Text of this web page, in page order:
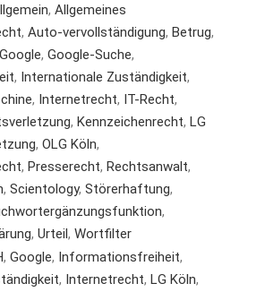
, Allgemeines
, Auto-vervollständigung, Betrug,
Google, Google-Suche,
, Internationale Zuständigkeit,
, Internetrecht, IT-Recht,
, Kennzeichenrecht, LG
, OLG Köln,
, Presserecht, Rechtsanwalt,
, Scientology, Störerhaftung,
,
, Urteil, Wortfilter
, Google, Informationsfreiheit,
, Internetrecht, LG Köln,